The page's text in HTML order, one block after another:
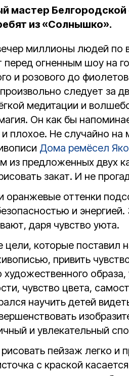
мастер
из «Солнышко».
миллионы людей по
огненным шоу на
и розового до
следует за
медитации и
Он как бы
плохое. Не случайно на
Дома ремёсел
из предложенных двух
закат. И не
оранжевые оттенки
и
даря чувство уюта.
которые поставил
привить
чувство цвета,
научить детей
и увлекательный
пейзаж легко и
с краской